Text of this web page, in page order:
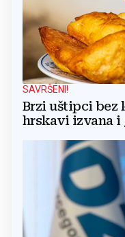
SAVRŠENI!
Brzi uštipci bez
hrskavi izvana i